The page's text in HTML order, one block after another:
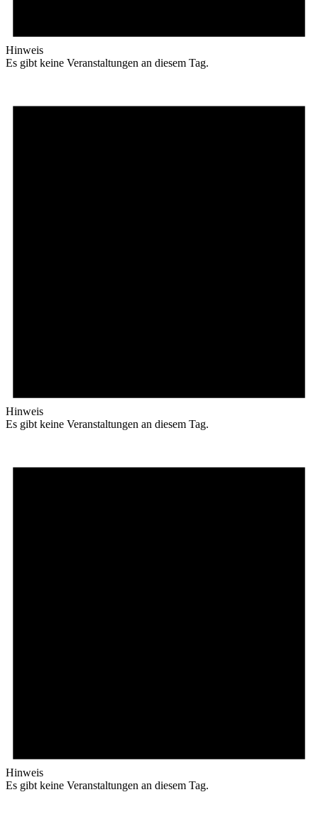
Hinweis
Es gibt keine Veranstaltungen an diesem Tag.
Hinweis
Es gibt keine Veranstaltungen an diesem Tag.
Hinweis
Es gibt keine Veranstaltungen an diesem Tag.